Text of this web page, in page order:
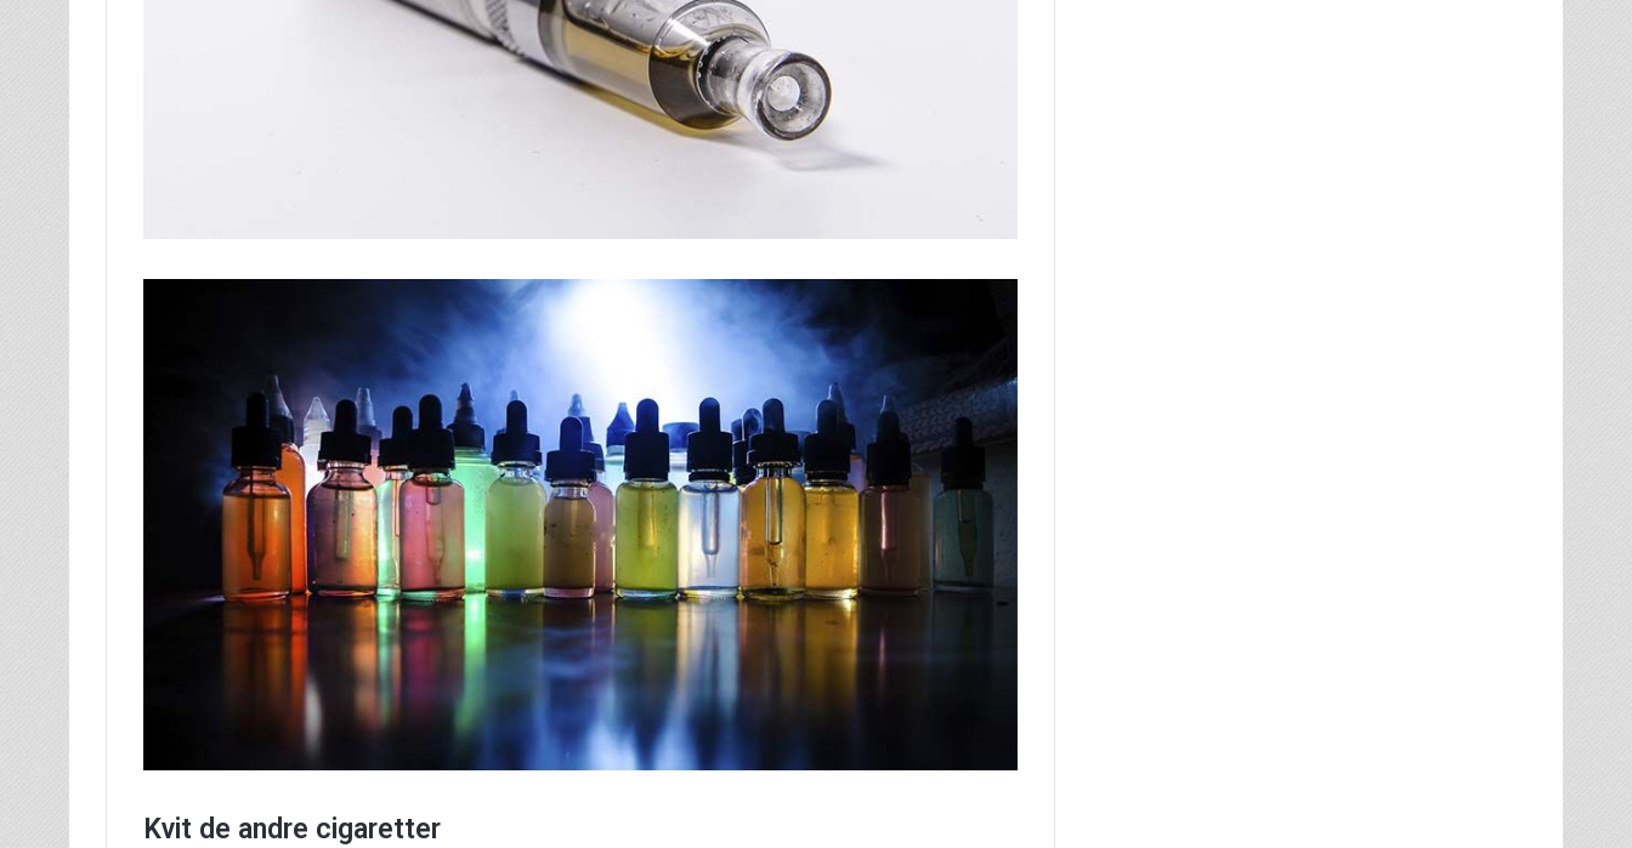
Kvit de andre cigaretter